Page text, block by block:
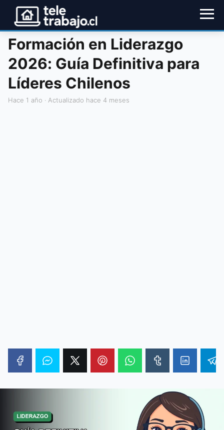
Formación en Liderazgo
2026: Guía Definitiva para
Líderes Chilenos
hace 1 año · Actualizado hace 4 meses